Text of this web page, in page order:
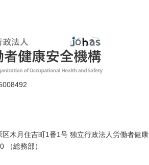
木月住吉町1番1号 独立行政法人労働者健
総務部）